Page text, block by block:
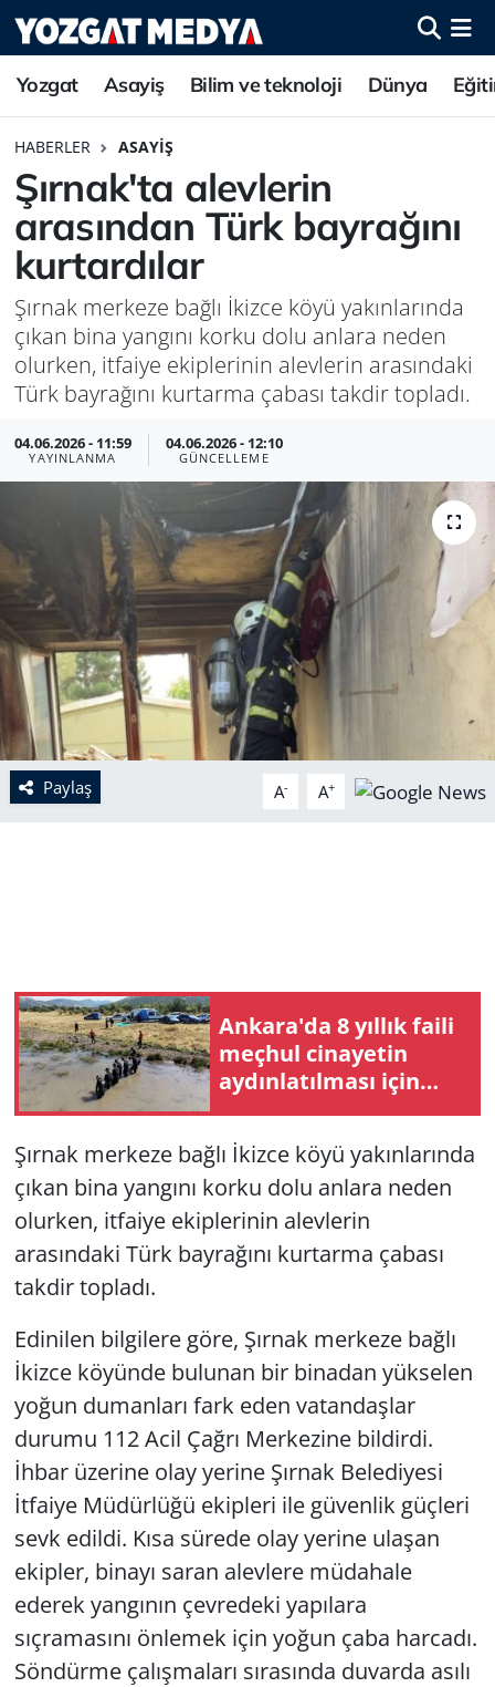
Yozgat Asayiş Bilim ve teknoloji Dünya
HABERLER ASAYIŞ
Şırnak'ta alevlerin
arasından Türk bayrağını
kurtardılar
Şırnak merkeze bağlı İkizce köyü yakınlarında
çıkan bina yangını korku dolu anlara neden
olurken, itfaiye ekiplerinin alevlerin arasındaki
Türk bayrağını kurtarma çabası takdir topladı.
04.06.2026 - 11:59
YAYINLANMA
04.06.2026 - 12:10
GÜNCELLEME
Paylaş A- A+
Ankara'da 8 yıllık faili
meçhul cinayetin
aydınlatılması için
yeniden çalışma
başlatıldı
Şırnak merkeze bağlı İkizce köyü yakınlarında
çıkan bina yangını korku dolu anlara neden
olurken, itfaiye ekiplerinin alevlerin
arasındaki Türk bayrağını kurtarma çabası
takdir topladı.
Edinilen bilgilere göre, Şırnak merkeze bağlı
İkizce köyünde bulunan bir binadan yükselen
yoğun dumanları fark eden vatandaşlar
durumu 112 Acil Çağrı Merkezine bildirdi.
İhbar üzerine olay yerine Şırnak Belediyesi
İtfaiye Müdürlüğü ekipleri ile güvenlik güçleri
sevk edildi. Kısa sürede olay yerine ulaşan
ekipler, binayı saran alevlere müdahale
ederek yangının çevredeki yapılara
sıçramasını önlemek için yoğun çaba harcadı.
Söndürme çalışmaları sırasında duvarda asılı